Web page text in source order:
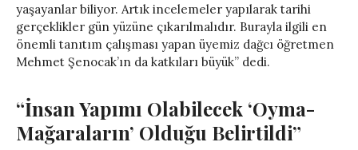
yaşayanlar biliyor. Artık incelemeler yapılarak tarihi
gerçeklikler gün yüzüne çıkarılmalıdır. Burayla ilgili en
önemli tanıtım çalışması yapan üyemiz dağcı öğretmen
Mehmet Şenocak’ın da katkıları büyük” dedi.
“İnsan Yapımı Olabilecek ‘Oyma-
Mağaraların’ Olduğu Belirtildi”